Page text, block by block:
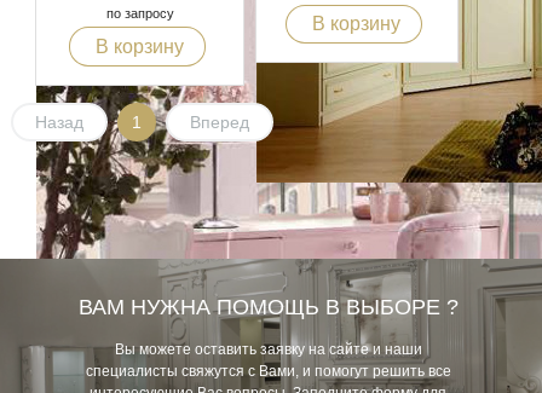
по запросу
В корзину
В корзину
Назад 1 Вперед
ВАМ НУЖНА ПОМОЩЬ В ВЫБОРЕ ?
Вы можете оставить заявку на сайте и наши
специалисты свяжутся с Вами, и помогут решить все